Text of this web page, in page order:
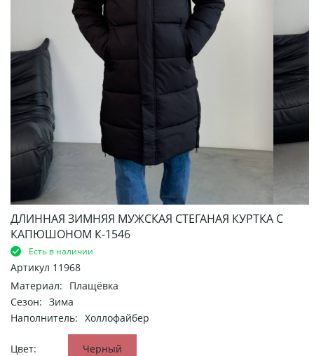
ДЛИННАЯ ЗИМНЯЯ МУЖСКАЯ СТЕГАНАЯ КУРТКА С
КАПЮШОНОМ К-1546
Есть в наличии
Артикул 11968
Материал:
Плащёвка
Сезон: Зима
Наполнитель: Холлофайбер
Цвет: Черный